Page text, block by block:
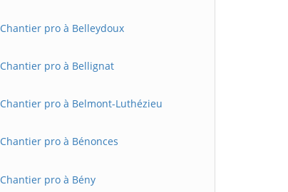
Chantier pro à Belleydoux
Chantier pro à Bellignat
Chantier pro à Belmont-Luthézieu
Chantier pro à Bénonces
Chantier pro à Bény